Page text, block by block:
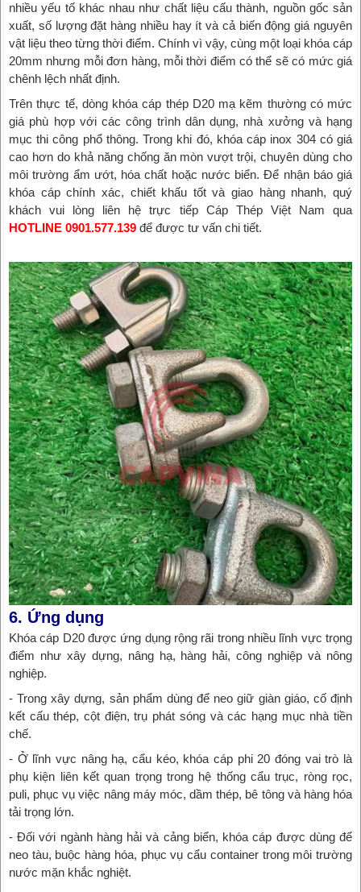
nhiều yếu tố khác nhau như chất liệu cấu thành, nguồn gốc sản
xuất, số lượng đặt hàng nhiều hay ít và cả biến động giá nguyên
vật liệu theo từng thời điểm. Chính vì vậy, cùng một loại khóa cáp
20mm nhưng mỗi đơn hàng, mỗi thời điểm có thể sẽ có mức giá
chênh lệch nhất định.
Trên thực tế, dòng khóa cáp thép D20 mạ kẽm thường có mức
giá phù hợp với các công trình dân dụng, nhà xưởng và hạng
mục thi công phổ thông. Trong khi đó, khóa cáp inox 304 có giá
cao hơn do khả năng chống ăn mòn vượt trội, chuyên dùng cho
môi trường ẩm ướt, hóa chất hoặc nước biển. Để nhận báo giá
khóa cáp chính xác, chiết khấu tốt và giao hàng nhanh, quý
khách vui lòng liên hệ trực tiếp Cáp Thép Việt Nam qua
HOTLINE 0901.577.139 để được tư vấn chi tiết.
6. Ứng dụng
Khóa cáp D20 được ứng dụng rộng rãi trong nhiều lĩnh vực trọng
điểm như xây dựng, nâng hạ, hàng hải, công nghiệp và nông
nghiệp.
- Trong xây dựng, sản phẩm dùng để neo giữ giàn giáo, cố định
kết cấu thép, cột điện, trụ phát sóng và các hạng mục nhà tiền
chế.
- Ở lĩnh vực nâng hạ, cẩu kéo, khóa cáp phi 20 đóng vai trò là
phụ kiện liên kết quan trọng trong hệ thống cẩu trục, ròng rọc,
puli, phục vụ việc nâng máy móc, dầm thép, bê tông và hàng hóa
tải trọng lớn.
- Đối với ngành hàng hải và cảng biển, khóa cáp được dùng để
neo tàu, buộc hàng hóa, phục vụ cẩu container trong môi trường
nước mặn khắc nghiệt.